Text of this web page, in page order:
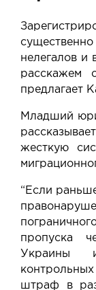
нелегалов и
расскажем
предлагает
Младший
жесткую
“Если
пропуска
Украины
штраф в